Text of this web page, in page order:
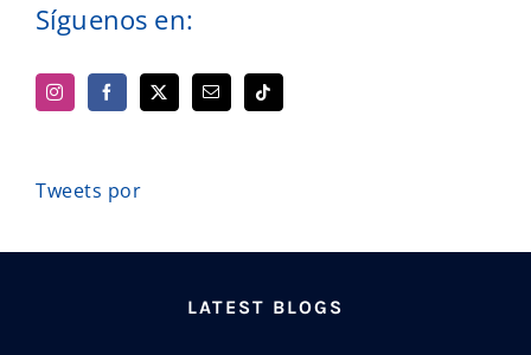
Síguenos en:
Tweets por
LATEST BLOGS